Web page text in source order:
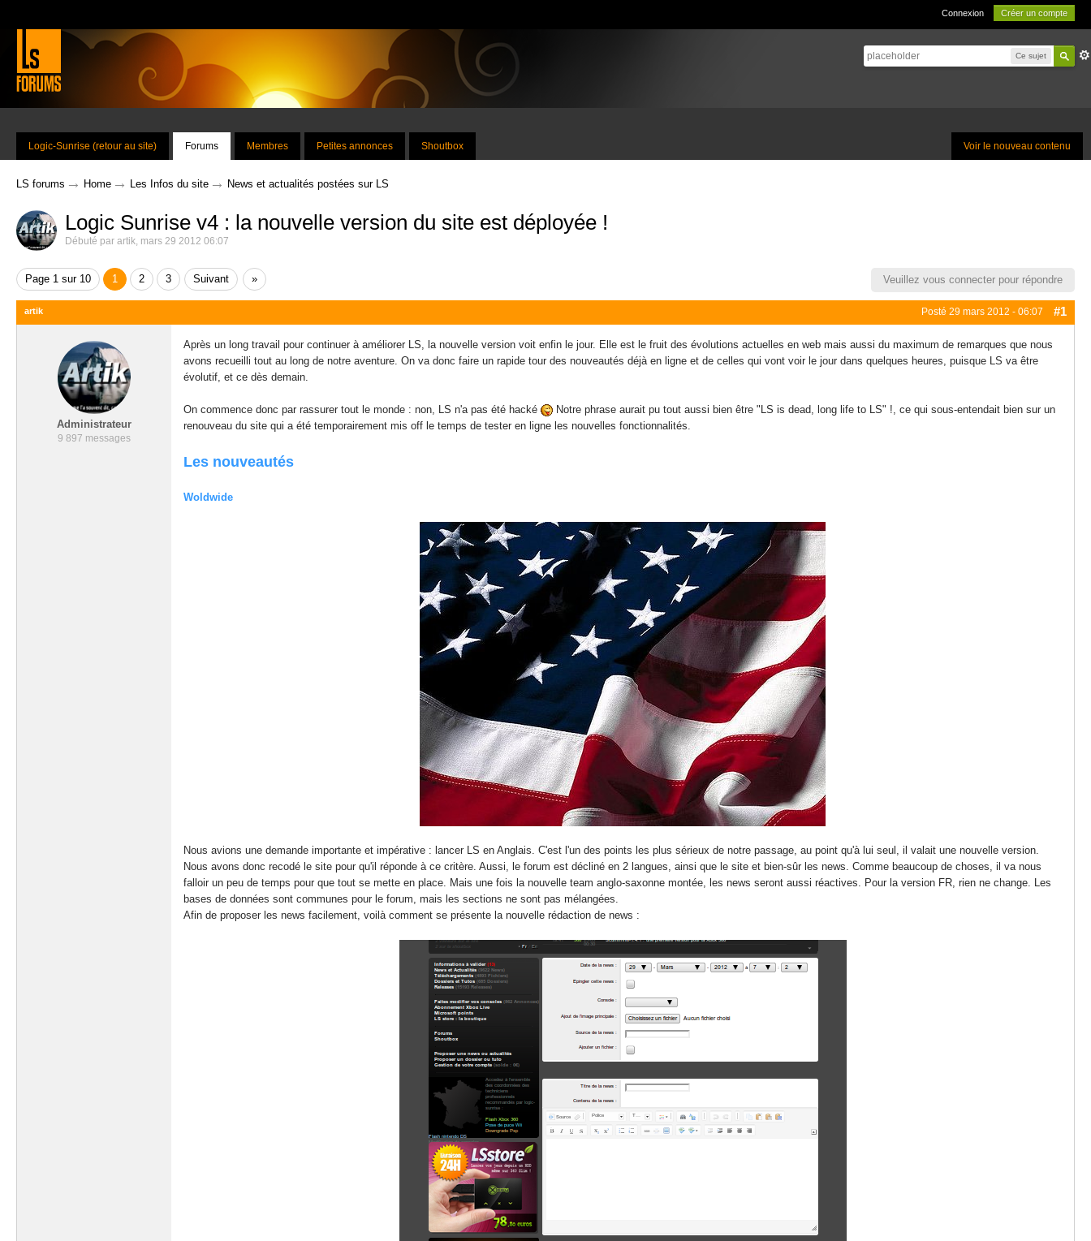
Connexion Créer un compte
Ce sujet
Voir le nouveau contenu
Logic-Sunrise (retour au site) Forums Membres Petites annonces Shoutbox
LS forums → Home → Les Infos du site → News et actualités postées sur LS
Logic Sunrise v4 : la nouvelle version du site est déployée !
Débuté par artik, mars 29 2012 06:07
Page 1 sur 10 1 2 3 Suivant » Veuillez vous connecter pour répondre
Posté 29 mars 2012 - 06:07 #1
artik
Administrateur
9 897 messages
Après un long travail pour continuer à améliorer LS, la nouvelle version voit enfin le jour. Elle est le fruit des évolutions actuelles en web mais aussi du maximum de remarques que nous
avons recueilli tout au long de notre aventure. On va donc faire un rapide tour des nouveautés déjà en ligne et de celles qui vont voir le jour dans quelques heures, puisque LS va être
évolutif, et ce dès demain.
On commence donc par rassurer tout le monde : non, LS n'a pas été hacké
Notre phrase aurait pu tout aussi bien être "LS is dead, long life to LS" !, ce qui sous-entendait bien sur un
renouveau du site qui a été temporairement mis off le temps de tester en ligne les nouvelles fonctionnalités.
Les nouveautés
Woldwide
Nous avions une demande importante et impérative : lancer LS en Anglais. C'est l'un des points les plus sérieux de notre passage, au point qu'à lui seul, il valait une nouvelle version.
Nous avons donc recodé le site pour qu'il réponde à ce critère. Aussi, le forum est décliné en 2 langues, ainsi que le site et bien-sûr les news. Comme beaucoup de choses, il va nous
falloir un peu de temps pour que tout se mette en place. Mais une fois la nouvelle team anglo-saxonne montée, les news seront aussi réactives. Pour la version FR, rien ne change. Les
bases de données sont communes pour le forum, mais les sections ne sont pas mélangées.
Afin de proposer les news facilement, voilà comment se présente la nouvelle rédaction de news :